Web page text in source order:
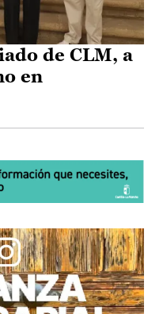
de CLM, a
en